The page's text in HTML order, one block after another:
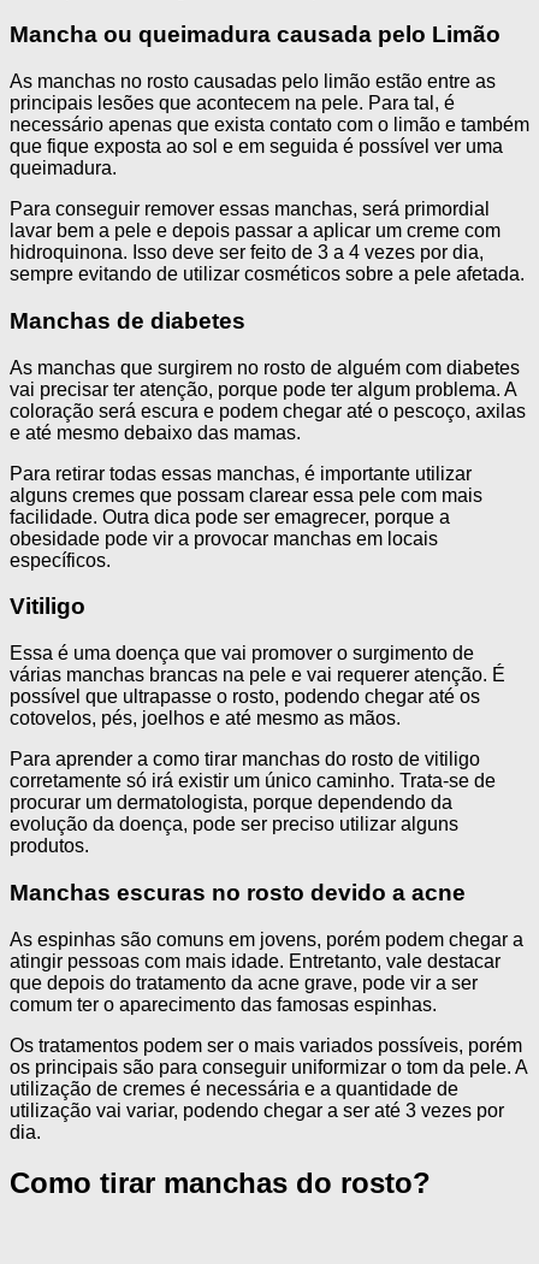
Mancha ou queimadura causada pelo Limão
As manchas no rosto causadas pelo limão estão entre as
principais lesões que acontecem na pele. Para tal, é
necessário apenas que exista contato com o limão e também
que fique exposta ao sol e em seguida é possível ver uma
queimadura.
Para conseguir remover essas manchas, será primordial
lavar bem a pele e depois passar a aplicar um creme com
hidroquinona. Isso deve ser feito de 3 a 4 vezes por dia,
sempre evitando de utilizar cosméticos sobre a pele afetada.
Manchas de diabetes
As manchas que surgirem no rosto de alguém com diabetes
vai precisar ter atenção, porque pode ter algum problema. A
coloração será escura e podem chegar até o pescoço, axilas
e até mesmo debaixo das mamas.
Para retirar todas essas manchas, é importante utilizar
alguns cremes que possam clarear essa pele com mais
facilidade. Outra dica pode ser emagrecer, porque a
obesidade pode vir a provocar manchas em locais
específicos.
Vitiligo
Essa é uma doença que vai promover o surgimento de
várias manchas brancas na pele e vai requerer atenção. É
possível que ultrapasse o rosto, podendo chegar até os
cotovelos, pés, joelhos e até mesmo as mãos.
Para aprender a como tirar manchas do rosto de vitiligo
corretamente só irá existir um único caminho. Trata-se de
procurar um dermatologista, porque dependendo da
evolução da doença, pode ser preciso utilizar alguns
produtos.
Manchas escuras no rosto devido a acne
As espinhas são comuns em jovens, porém podem chegar a
atingir pessoas com mais idade. Entretanto, vale destacar
que depois do tratamento da acne grave, pode vir a ser
comum ter o aparecimento das famosas espinhas.
Os tratamentos podem ser o mais variados possíveis, porém
os principais são para conseguir uniformizar o tom da pele. A
utilização de cremes é necessária e a quantidade de
utilização vai variar, podendo chegar a ser até 3 vezes por
dia.
Como tirar manchas do rosto?